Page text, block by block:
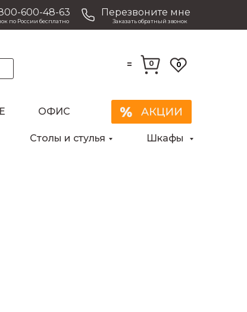
600-48-63
по России бесплатно
Перезвоните мне
Заказать обратный звонок
= 0 0
ОФИС
Столы и стулья Шкафы